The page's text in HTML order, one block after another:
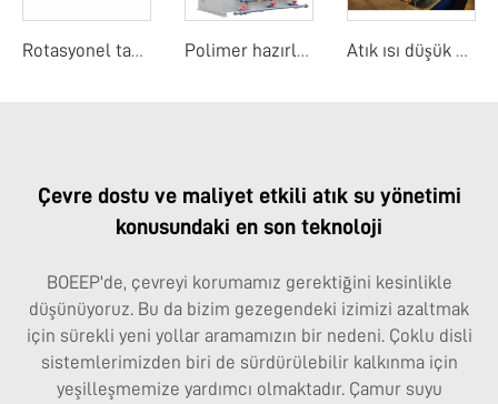
Rotasyonel tambur detay ekranı Polimer hazırlama birimi Atık ısı düşük sıcaklık bant kurutma makinesi
Çevre dostu ve maliyet etkili atık su yönetimi
konusundaki en son teknoloji
BOEEP'de, çevreyi korumamız gerektiğini kesinlikle
düşünüyoruz. Bu da bizim gezegendeki izimizi azaltmak
için sürekli yeni yollar aramamızın bir nedeni. Çoklu disli
sistemlerimizden biri de sürdürülebilir kalkınma için
yeşilleşmemize yardımcı olmaktadır. Çamur suyu